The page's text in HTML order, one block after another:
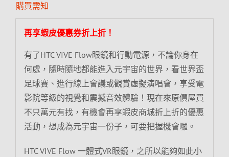
購買需知
再享蝦皮優惠券折上折！
有了HTC VIVE Flow眼鏡和行動電源，不論你身在
何處，隨時隨地都能進入元宇宙的世界，看世界盃
足球賽、進行線上會議或觀賞虛擬演唱會，享受電
影院等級的視覺和震撼音效體驗！現在來原價屋買
不只萬元有找，有機會再享蝦皮商城折上折的優惠
活動，想成為元宇宙一份子，可要把握機會囉。
HTC VIVE Flow 一體式VR眼鏡，之所以能夠如此小